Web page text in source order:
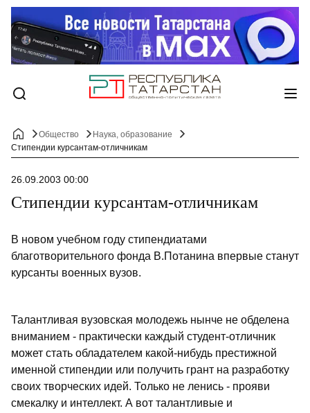
Общество
Наука, образование
Стипендии курсантам-отличникам
26.09.2003 00:00
Стипендии курсантам-отличникам
В новом учебном году стипендиатами
благотворительного фонда В.Потанина впервые станут
курсанты военных вузов.
Талантливая вузовская молодежь нынче не обделена
вниманием - практически каждый студент-отличник
может стать обладателем какой-нибудь престижной
именной стипендии или получить грант на разработку
своих творческих идей. Только не ленись - прояви
смекалку и интеллект. А вот талантливые и